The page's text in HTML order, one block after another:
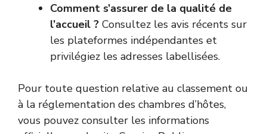
Comment s’assurer de la qualité de
l’accueil ? Consultez les avis récents sur
les plateformes indépendantes et
privilégiez les adresses labellisées.
Pour toute question relative au classement ou
à la réglementation des chambres d’hôtes,
vous pouvez consulter les informations